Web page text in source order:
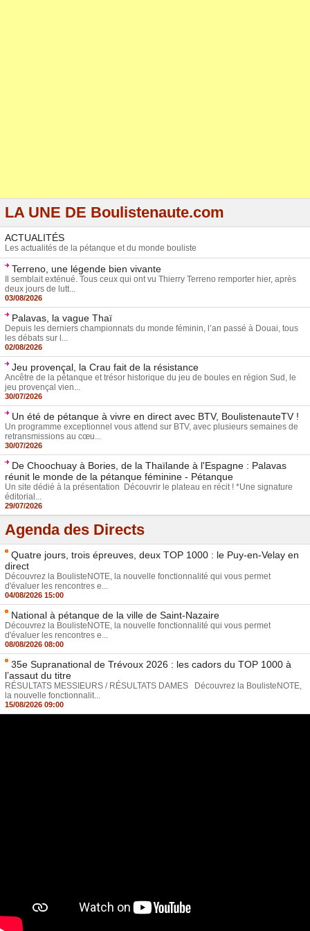
LA UNE DE Boulistenaute.com
ACTUALITÉS
Les actualités de la pétanque et du monde bouliste
Terreno, une légende bien vivante
Il semblait exténué. Tous ceux qui ont vu Thierry Terreno remporter hier, après
deux jours de lutt...
03/08/2026
Palavas, la vague Thaï
Depuis les derniers championnats du monde féminin, l’an passé à Douai, tous
les débats sur l...
02/08/2026
Jeu provençal, la Crau fait de la résistance
Ancêtre de la pétanque et trésor historique du jeu de boules en région Sud, le
jeu provençal vien...
30/07/2026
Un été de pétanque à vivre en direct avec BTV, BoulistenauteTV !
Un programme exceptionnel vous attend sur BTV, avec plusieurs semaines de
retransmissions au cœu...
30/07/2026
De Choochuay à Bories, de la Thaïlande à l'Espagne : Palavas
réunit le monde de la pétanque féminine - Pétanque
Un site dédié à la présentation Découvrir le plateau en récit ! *Une signature
éditorial...
29/07/2026
Agenda des Directs
Quatre jours, trois épreuves, deux TOP 1000 : le Puy-en-Velay en
direct
Découvrez la BoulisteNOTE, la nouvelle fonctionnalité qui vous permet
d'évaluer les rencontres e...
04/08/2026 15:00
National à pétanque de la ville de Saint-Nazaire
Découvrez la BoulisteNOTE, la nouvelle fonctionnalité qui vous permet
d'évaluer les rencontres e...
08/08/2026 08:00
35e Supranational de Trévoux 2026 : les cadors du TOP 1000 à
l’assaut du titre
RÉSULTATS MESSIEURS / RÉSULTATS DAMES Découvrez la BoulisteNOTE,
la nouvelle fonctionnalit...
15/08/2026 09:00